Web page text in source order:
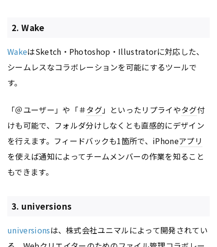
2. Wake
WakeはSketch・Photoshop・Illustratorに対応した、
シームレスなコラボレーションを可能にするツールで
す。
「＠ユーザー」や「＃タグ」といったリプライやタグ付
けも可能で、フォルダ分けしなくとも直感的にデザイン
を行えます。フィードバックも1箇所で、iPhoneアプリ
を使えば通知によってチームメンバーの作業を知ること
もできます。
3. universions
universionsは、株式会社ユニマルによって開発されてい